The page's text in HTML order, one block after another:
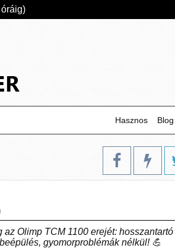
Blog
Hasznos
az Olimp TCM 1100 erejét:
gyomorproblémák nélkül! 💪